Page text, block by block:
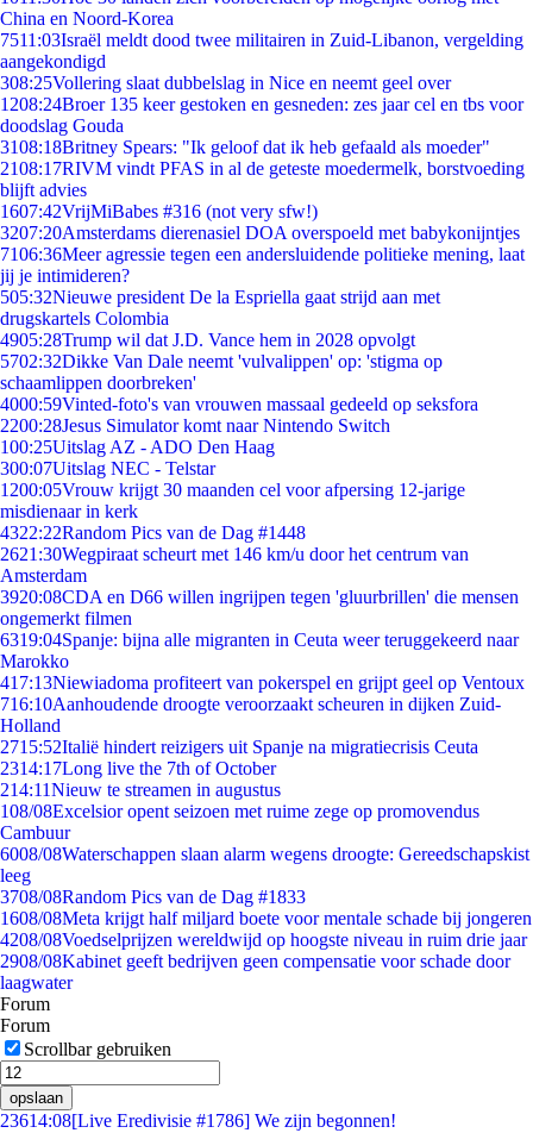
China en Noord-Korea
7511:03Israël meldt dood twee militairen in Zuid-Libanon, vergelding
aangekondigd
308:25Vollering slaat dubbelslag in Nice en neemt geel over
1208:24Broer 135 keer gestoken en gesneden: zes jaar cel en tbs voor
doodslag Gouda
3108:18Britney Spears: "Ik geloof dat ik heb gefaald als moeder"
2108:17RIVM vindt PFAS in al de geteste moedermelk, borstvoeding
blijft advies
1607:42VrijMiBabes #316 (not very sfw!)
3207:20Amsterdams dierenasiel DOA overspoeld met babykonijntjes
7106:36Meer agressie tegen een andersluidende politieke mening, laat
jij je intimideren?
505:32Nieuwe president De la Espriella gaat strijd aan met
drugskartels Colombia
4905:28Trump wil dat J.D. Vance hem in 2028 opvolgt
5702:32Dikke Van Dale neemt 'vulvalippen' op: 'stigma op
schaamlippen doorbreken'
4000:59Vinted-foto's van vrouwen massaal gedeeld op seksfora
2200:28Jesus Simulator komt naar Nintendo Switch
100:25Uitslag AZ - ADO Den Haag
300:07Uitslag NEC - Telstar
1200:05Vrouw krijgt 30 maanden cel voor afpersing 12-jarige
misdienaar in kerk
4322:22Random Pics van de Dag #1448
2621:30Wegpiraat scheurt met 146 km/u door het centrum van
Amsterdam
3920:08CDA en D66 willen ingrijpen tegen 'gluurbrillen' die mensen
ongemerkt filmen
6319:04Spanje: bijna alle migranten in Ceuta weer teruggekeerd naar
Marokko
417:13Niewiadoma profiteert van pokerspel en grijpt geel op Ventoux
716:10Aanhoudende droogte veroorzaakt scheuren in dijken Zuid-
Holland
2715:52Italië hindert reizigers uit Spanje na migratiecrisis Ceuta
2314:17Long live the 7th of October
214:11Nieuw te streamen in augustus
108/08Excelsior opent seizoen met ruime zege op promovendus
Cambuur
6008/08Waterschappen slaan alarm wegens droogte: Gereedschapskist
leeg
3708/08Random Pics van de Dag #1833
1608/08Meta krijgt half miljard boete voor mentale schade bij jongeren
4208/08Voedselprijzen wereldwijd op hoogste niveau in ruim drie jaar
2908/08Kabinet geeft bedrijven geen compensatie voor schade door
laagwater
Forum
Forum
Scrollbar gebruiken
opslaan
23614:08[Live Eredivisie #1786] We zijn begonnen!